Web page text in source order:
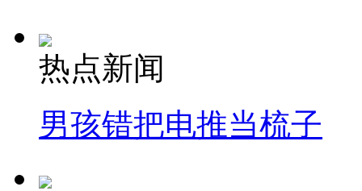
纽约上演“枕头大战”
司机酒驾遇交警 急速倒车逃窜
热点新闻
男孩错把电推当梳子